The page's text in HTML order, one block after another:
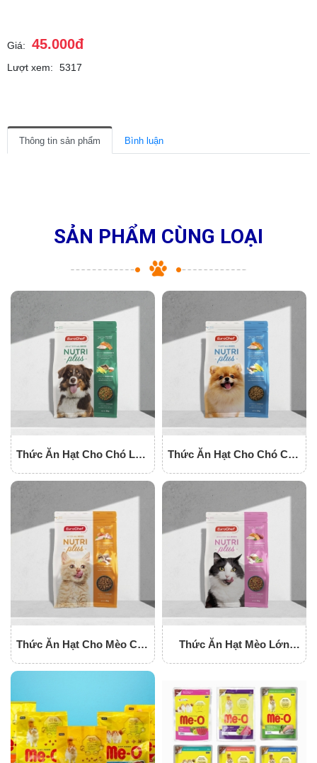
Giá: 45.000đ
Lượt xem: 5317
Thông tin sản phẩm Bình luận
SẢN PHẨM CÙNG LOẠI
Thức Ăn Hạt Cho Chó Lớn
Thức Ăn Hạt Cho Chó Con
Thức Ăn Hạt Cho Mèo Con
Thức Ăn Hạt Mèo Lớn